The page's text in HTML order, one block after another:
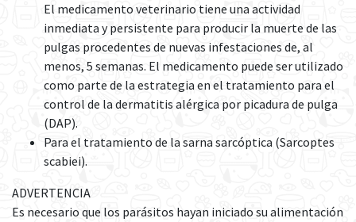
El medicamento veterinario tiene una actividad
inmediata y persistente para producir la muerte de las
pulgas procedentes de nuevas infestaciones de, al
menos, 5 semanas. El medicamento puede ser utilizado
como parte de la estrategia en el tratamiento para el
control de la dermatitis alérgica por picadura de pulga
(DAP).
Para el tratamiento de la sarna sarcóptica (Sarcoptes
scabiei).
ADVERTENCIA
Es necesario que los parásitos hayan iniciado su alimentación